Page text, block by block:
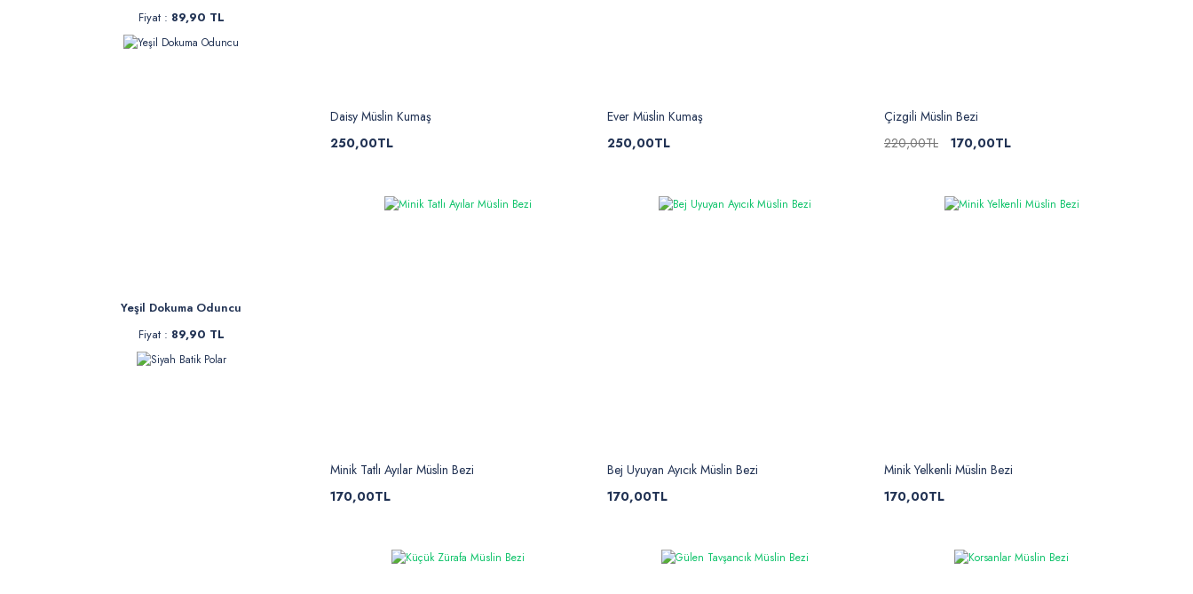
Fiyat : 89,90 TL
Yeşil Dokuma Oduncu
Fiyat : 89,90 TL
Daisy Müslin Kumaş
250,00TL
Ever Müslin Kumaş
250,00TL
Çizgili Müslin Bezi
220,00TL
170,00TL
Minik Tatlı Ayılar Müslin Bezi
170,00TL
Bej Uyuyan Ayıcık Müslin Bezi
170,00TL
Minik Yelkenli Müslin Bezi
170,00TL